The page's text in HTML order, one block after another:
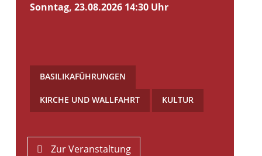
Sonntag, 23.08.2026 14:30 Uhr
BASILIKAFÜHRUNGEN
KIRCHE UND WALLFAHRT KULTUR
Zur Veranstaltung